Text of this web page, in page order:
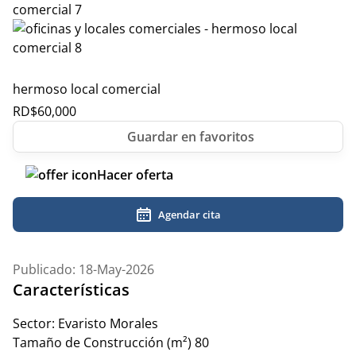
hermoso local comercial
RD$60,000
Hacer oferta
Agendar cita
Publicado: 18-May-2026
Características
Sector: Evaristo Morales
Tamaño de Construcción (m²) 80